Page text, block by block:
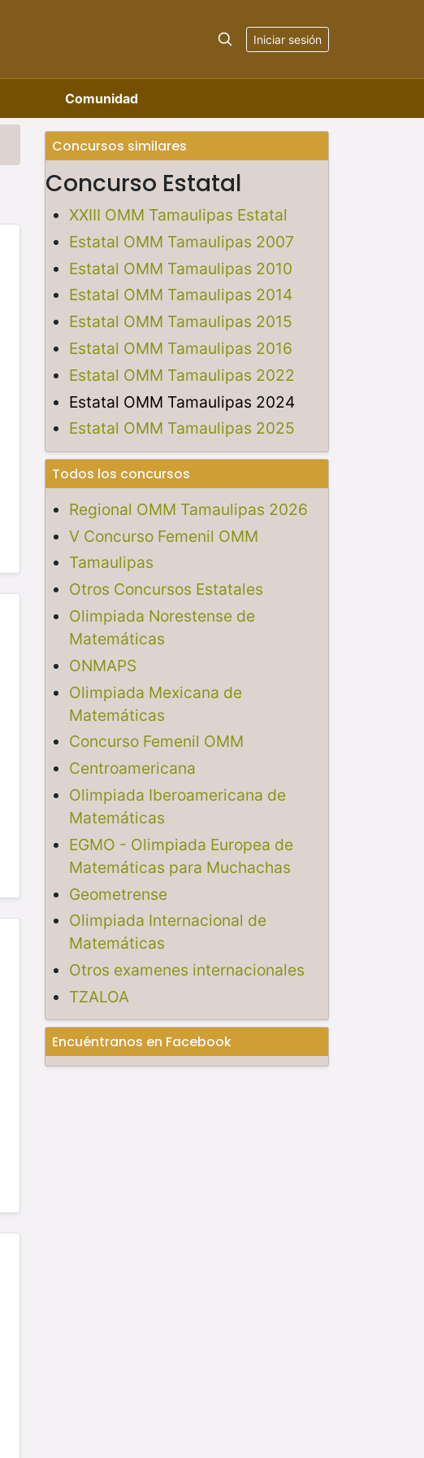
Iniciar sesión
Comunidad
Concursos similares
Concurso Estatal
XXIII OMM Tamaulipas Estatal
Estatal OMM Tamaulipas 2007
Estatal OMM Tamaulipas 2010
Estatal OMM Tamaulipas 2014
Estatal OMM Tamaulipas 2015
Estatal OMM Tamaulipas 2016
Estatal OMM Tamaulipas 2022
Estatal OMM Tamaulipas 2024
Estatal OMM Tamaulipas 2025
Todos los concursos
Regional OMM Tamaulipas 2026
V Concurso Femenil OMM
Tamaulipas
Otros Concursos Estatales
Olimpiada Norestense de
Matemáticas
ONMAPS
Olimpiada Mexicana de
Matemáticas
Concurso Femenil OMM
Centroamericana
Olimpiada Iberoamericana de
Matemáticas
EGMO - Olimpiada Europea de
Matemáticas para Muchachas
Geometrense
Olimpiada Internacional de
Matemáticas
Otros examenes internacionales
TZALOA
Encuéntranos en Facebook